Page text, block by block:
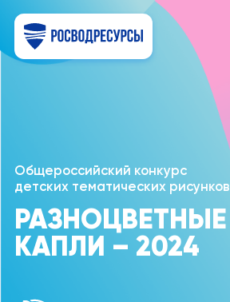
Общероссийский конкурс
детских тематических рисунков
РАЗНОЦВЕТНЫЕ
КАПЛИ – 2024